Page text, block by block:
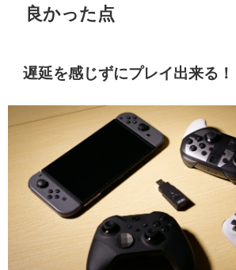
良かった点
遅延を感じずにプレイ出来る！